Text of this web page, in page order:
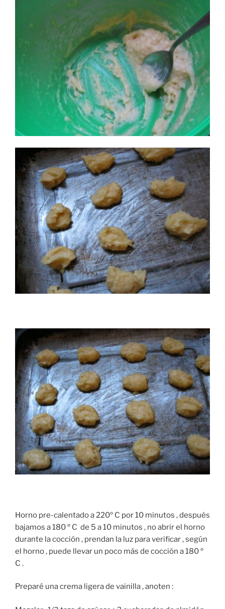
Horno pre-calentado a 220º C por 10 minutos , después
bajamos a 180 º C de 5 a 10 minutos , no abrir el horno
durante la cocción , prendan la luz para verificar , según
el horno , puede llevar un poco más de cocción a 180 º
C .
Preparé una crema ligera de vainilla , anoten :